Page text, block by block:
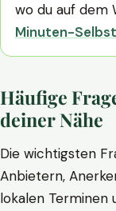
wo du auf dem
Minuten-
Häufige
deiner Nähe
Die wichtigsten
Anbietern,
lokalen Terminen